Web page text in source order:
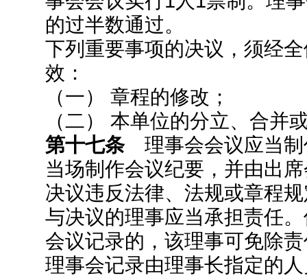
的过半数通过。
下列重要事项的决议，须经
效：
（一） 章程的修改；
（二） 本单位的分立、合并
第十七条 理事会会议应当制
当场制作会议纪要，并由出
决议违反法律、法规或章程
与决议的理事应当承担责任
会议记录的，该理事可免除
理事会记录由理事长指定的